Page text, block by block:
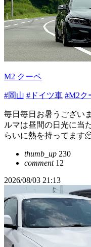
M2 クーペ
#岡山 #ドイツ車 #M2ク
毎日毎日お暑うござい
ルマは昼間の日光に当
らいに熱を持ってます
thumb_up 230
comment12
2026/08/03 21:13